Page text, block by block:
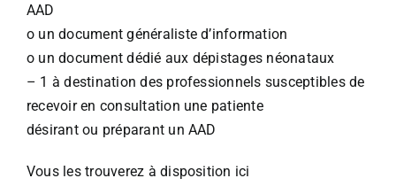
AAD
o un document généraliste d’information
o un document dédié aux dépistages néonataux
– 1 à destination des professionnels susceptibles de
recevoir en consultation une patiente
désirant ou préparant un AAD
Vous les trouverez à disposition ici